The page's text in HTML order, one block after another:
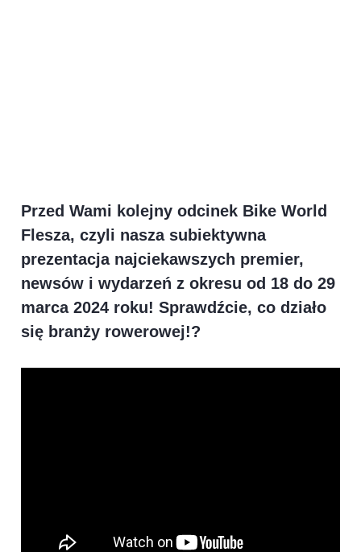
Przed Wami kolejny odcinek Bike World
Flesza, czyli nasza subiektywna
prezentacja najciekawszych premier,
newsów i wydarzeń z okresu od 18 do 29
marca 2024 roku! Sprawdźcie, co działo
się branży rowerowej!?